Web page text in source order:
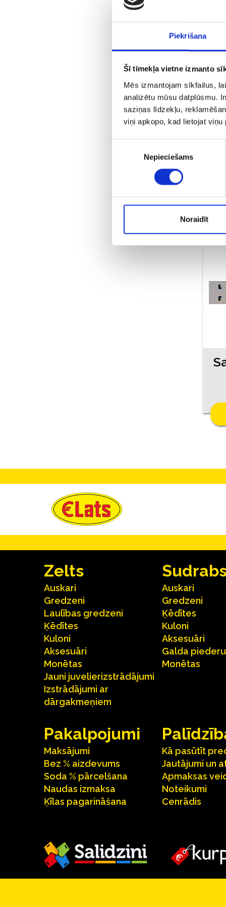
Piekrišana
Šī tīmekļa vietne izmanto
Mēs izmantojam sīkfailus,
analizētu mūsu datplūsmu.
saziņas līdzekļu,
viņi apkopo, kad lietojat viņu
Nepieciešams
Noraidīt
Zelts
Auskari
Gredzeni
Laulības gredzeni
Ķēdītes
Kuloni
Aksesuāri
Monētas
Jauni juvelierizstrādājumi
Izstrādājumi ar
dārgakmeņiem
Auskari
Gredzeni
Ķēdītes
Kuloni
Aksesuāri
Galda
Monētas
Pakalpojumi
Maksājumi
Bez % aizdevums
Soda % pārcelšana
Naudas izmaksa
Ķīlas pagarināšana
Kā pasūtīt
Jautājumi un
Apmaksas
Noteikumi
Cenrādis